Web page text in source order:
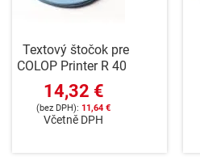
Textový štočok pre
COLOP Printer R 40
14,32 €
11,64 €
Včetně DPH